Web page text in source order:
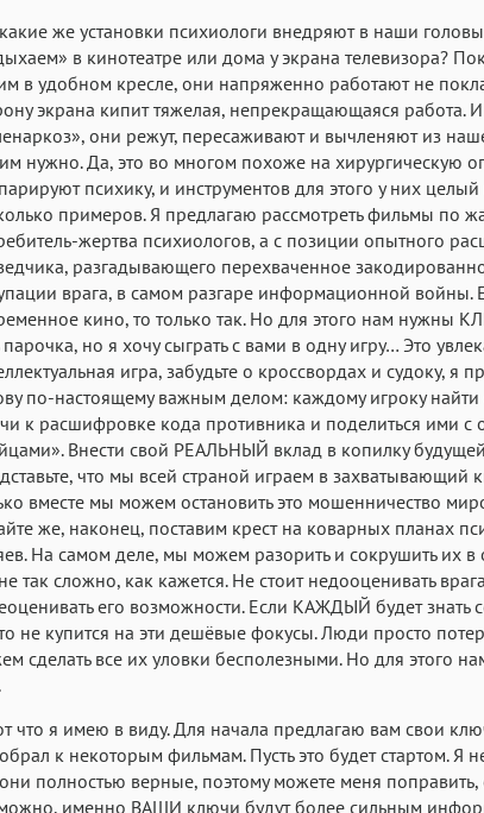
же установки психиологи внедряют в наши
в кинотеатре или дома у экрана телевизора?
в удобном кресле, они напряженно работают не
экрана кипит тяжелая, непрекращающаяся работа. И
они режут, пересаживают и вычленяют из
нужно. Да, это во многом похоже на хирургическую
психику, и инструментов для этого у них
примеров. Я предлагаю рассмотреть фильмы по
жертва психиологов, а с позиции опытного
разгадывающего перехваченное
врага, в самом разгаре информационной войны.
кино, то только так. Но для этого нам нужны
парочка, но я хочу сыграть с вами в одну игру… Это
игра, забудьте о кроссвордах и судоку, я
по-настоящему важным делом: каждому игроку
к расшифровке кода противника и поделиться ими с
Внести свой РЕАЛЬНЫЙ вклад в копилку
что мы всей страной играем в захватывающий
вместе мы можем остановить это мошенничество
же, наконец, поставим крест на коварных планах
На самом деле, мы можем разорить и сокрушить их в
так сложно, как кажется. Не стоит недооценивать
его возможности. Если КАЖДЫЙ будет знать
не купится на эти дешёвые фокусы. Люди просто
сделать все их уловки бесполезными. Но для этого
что я имею в виду. Для начала предлагаю вам свои
к некоторым фильмам. Пусть это будет стартом. Я
полностью верные, поэтому можете меня поправить,
именно ВАШИ ключи будут более сильным